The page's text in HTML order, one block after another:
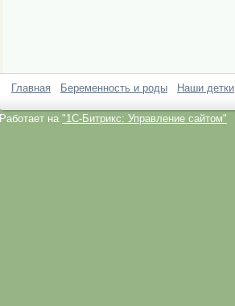
Главная Беременность и роды Наши детки
Работает на "1C-Битрикс: Управление сайтом"